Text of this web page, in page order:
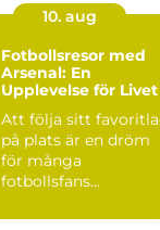
10. aug
Fotbollsresor med
Arsenal: En
Upplevelse för Livet
Att följa sitt
på plats är en dröm
för många
fotbollsfans...